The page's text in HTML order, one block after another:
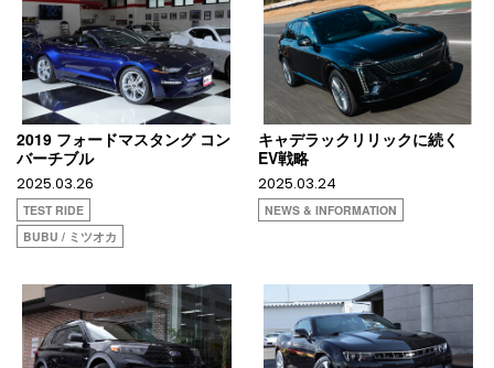
2019 フォードマスタング コン
バーチブル
2025.03.26
TEST RIDE
BUBU / ミツオカ
キャデラックリリックに続く
EV戦略
2025.03.24
NEWS & INFORMATION